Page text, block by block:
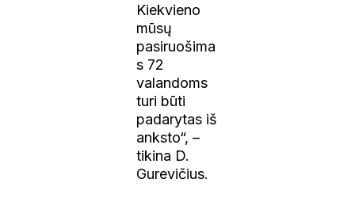
Kiekvieno
mūsų
pasiruošima
s 72
valandoms
turi būti
padarytas iš
anksto“, –
tikina D.
Gurevičius.